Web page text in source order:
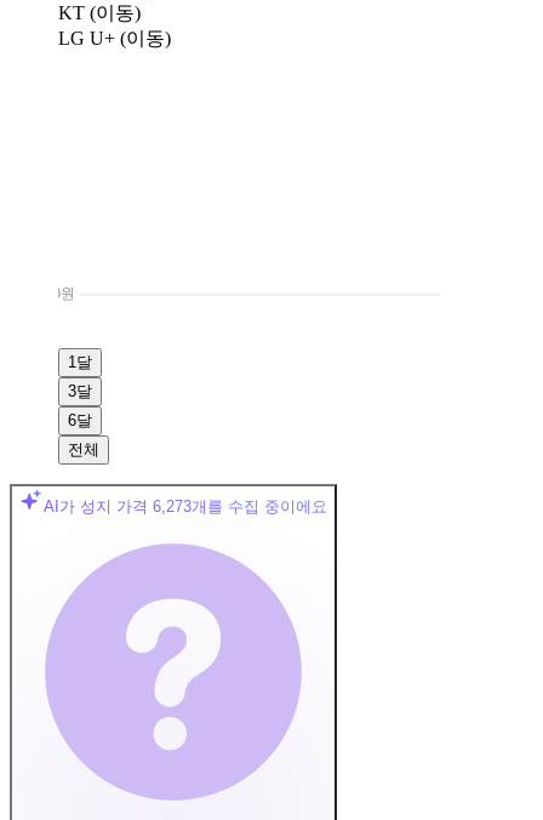
KT (이동)
LG U+ (이동)
0원
1달
3달
6달
전체
AI가 성지 가격 6,273개를 수집 중이에요